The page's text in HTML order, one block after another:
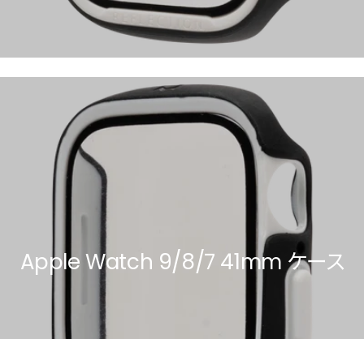
Apple Watch 9/8/7 41mm ケース